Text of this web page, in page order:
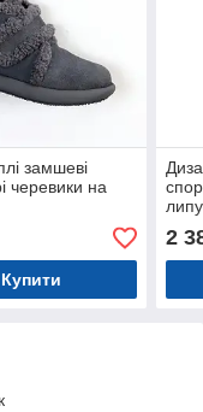
замшеві
черевики на
Купити
2